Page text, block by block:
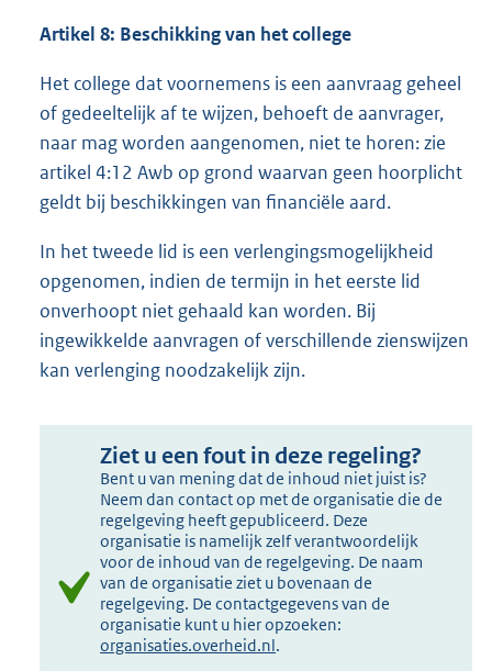
Artikel 8: Beschikking van het college
Het college dat voornemens is een aanvraag geheel
of gedeeltelijk af te wijzen, behoeft de aanvrager,
naar mag worden aangenomen, niet te horen: zie
artikel 4:12 Awb op grond waarvan geen hoorplicht
geldt bij beschikkingen van financiële aard.
In het tweede lid is een verlengingsmogelijkheid
opgenomen, indien de termijn in het eerste lid
onverhoopt niet gehaald kan worden. Bij
ingewikkelde aanvragen of verschillende zienswijzen
kan verlenging noodzakelijk zijn.
Ziet u een fout in deze regeling?
Bent u van mening dat de inhoud niet juist is?
Neem dan contact op met de organisatie die de
regelgeving heeft gepubliceerd. Deze
organisatie is namelijk zelf verantwoordelijk
voor de inhoud van de regelgeving. De naam
van de organisatie ziet u bovenaan de
regelgeving. De contactgegevens van de
organisatie kunt u hier opzoeken:
organisaties.overheid.nl.